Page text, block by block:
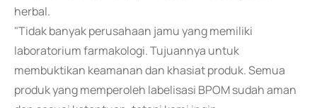
herbal.
"Tidak banyak perusahaan jamu yang memiliki
laboratorium farmakologi. Tujuannya untuk
membuktikan keamanan dan khasiat produk. Semua
produk yang memperoleh labelisasi BPOM sudah aman